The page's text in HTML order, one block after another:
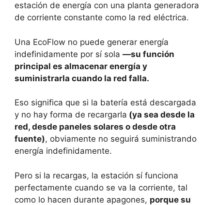
estación de energía con una planta generadora
de corriente constante como la red eléctrica.
Una EcoFlow no puede generar energía
indefinidamente por sí sola —su función
principal es almacenar energía y
suministrarla cuando la red falla.
Eso significa que si la batería está descargada
y no hay forma de recargarla (ya sea desde la
red, desde paneles solares o desde otra
fuente), obviamente no seguirá suministrando
energía indefinidamente.
Pero si la recargas, la estación sí funciona
perfectamente cuando se va la corriente, tal
como lo hacen durante apagones, porque su